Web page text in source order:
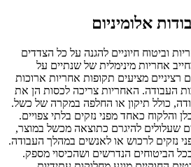
אלומיניום
וביטוח חיוניים להגנה על כל הצדדים
אחריות מינימלית של שנתיים על
רציניים מציעים תקופות אחריות ארוכות
העבודה. האחריות צריכה לכסות הן את
כולל תיקון או החלפה במקרה של כשל.
והלקוח כאחד מפני נזקים בלתי צפויים.
שעלולים להיגרם כתוצאה מכשל במוצר,
נזקים לרכוש או לאנשים במהלך העבודה.
הביטוחים הנדרשים ושהכיסוי מספק.